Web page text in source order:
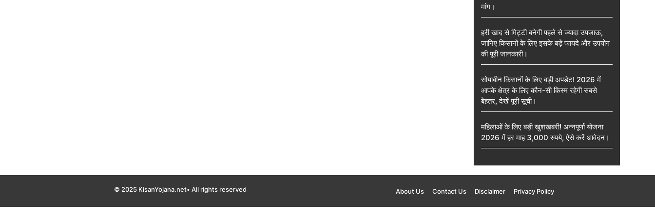
मांग।
हरी खाद से मिट्टी बनेगी पहले से ज्यादा उपजाऊ,
जानिए किसानों के लिए इसके बड़े फायदे और उपयोग
की पूरी जानकारी।
सोयाबीन किसानों के लिए बड़ी अपडेट! 2026 में
आपके क्षेत्र के लिए कौन-सी किस्म रहेगी सबसे
बेहतर, देखें पूरी सूची।
महिलाओं के लिए बड़ी खुशखबरी! अन्नपूर्णा योजना
2026 में हर माह 3,000 रुपये, ऐसे करें आवेदन।
© 2025 KisanYojana.net• All rights reserved About Us Contact Us Disclaimer Privacy Policy